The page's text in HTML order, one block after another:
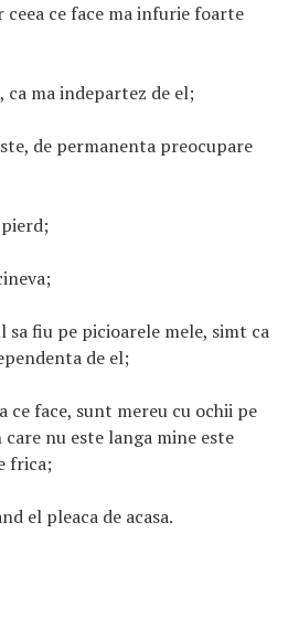
ce face ma infurie foarte
ca ma indepartez de el;
de permanenta preocupare
fiu pe picioarele mele, simt ca
de el;
ce face, sunt mereu cu ochii pe
nu este langa mine este
frica;
el pleaca de acasa.